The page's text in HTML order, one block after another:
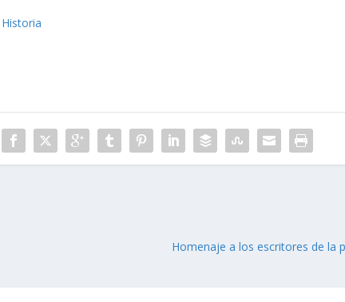
Historia
Homenaje a los escritores de la